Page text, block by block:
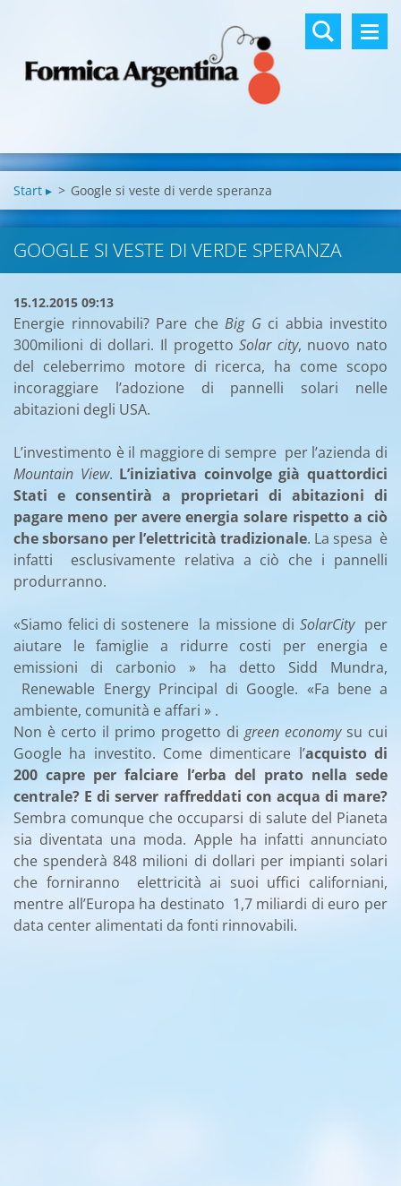
Start ▸ > Google si veste di verde speranza
GOOGLE SI VESTE DI VERDE SPERANZA
15.12.2015 09:13
Energie rinnovabili? Pare che Big Gci abbia investito
300milioni di dollari. Il progettoSolar city, nuovo nato
del celeberrimo motore di ricerca, ha come scopo
incoraggiare l’adozione di pannelli solari nelle
abitazioni degli USA.
L’investimento è il maggiore di sempre per l’azienda di
Mountain View. L’iniziativa coinvolge già quattordici
Stati e consentirà a proprietari di abitazioni di
pagare meno per avere energia solare rispetto a ciò
che sborsano per l’elettricità tradizionale. La spesa è
infatti esclusivamente relativa a ciò che i pannelli
produrranno.
«Siamo felici di sostenere la missione di SolarCityper
aiutare le famiglie a ridurre costi per energia e
emissioni di carbonio » ha detto Sidd Mundra,
Renewable Energy Principal di Google. «Fa bene a
ambiente, comunità e affari » .
Non è certo il primo progetto di green economy su cui
Google ha investito. Come dimenticare l’acquisto di
200 capre per falciare l’erba del prato nella sede
centrale? E di server raffreddati con acqua di mare?
Sembra comunque che occuparsi di salute del Pianeta
sia diventata una moda. Apple ha infatti annunciato
che spenderà 848 milioni di dollari per impianti solari
che forniranno elettricità ai suoi uffici californiani,
mentre all’Europa ha destinato 1,7 miliardi di euro per
data center alimentati da fonti rinnovabili.